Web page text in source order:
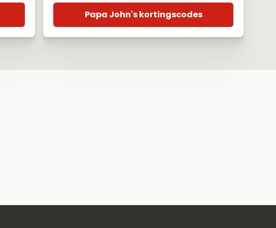
Papa John's kortingscodes